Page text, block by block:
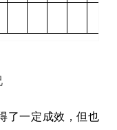
了一定成效，但也